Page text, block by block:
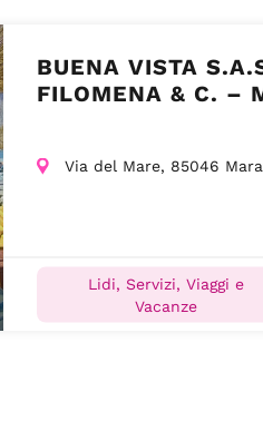
BUENA VISTA
FILOMENA & C. –
Via del Mare, 85046
Lidi, Servizi, Viaggi e
Vacanze